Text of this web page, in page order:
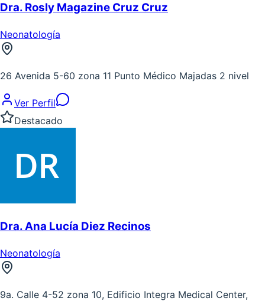
Dra. Rosly Magazine Cruz Cruz
Neonatología
26 Avenida 5-60 zona 11 Punto Médico Majadas 2 nivel
Ver Perfil
Destacado
Dra. Ana Lucía Diez Recinos
Neonatología
9a. Calle 4-52 zona 10, Edificio Integra Medical Center,